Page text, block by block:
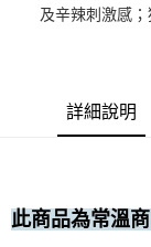
(請點開選項勾選)
及辛辣刺激感
詳細說明
此商品為常溫